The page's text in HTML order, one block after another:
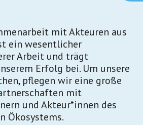
mit Akteuren aus
ein wesentlicher
Arbeit und trägt
Erfolg bei. Um unsere
pflegen wir eine große
mit
und Akteur*innen des
Ökosystems.